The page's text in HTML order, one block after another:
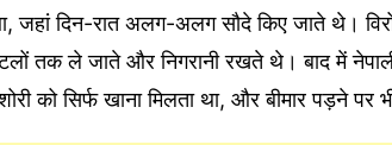
जहां दिन-रात अलग-अलग सौदे किए जाते थे।
तक ले जाते और निगरानी रखते थे। बाद में
को सिर्फ खाना मिलता था, और बीमार पड़ने पर